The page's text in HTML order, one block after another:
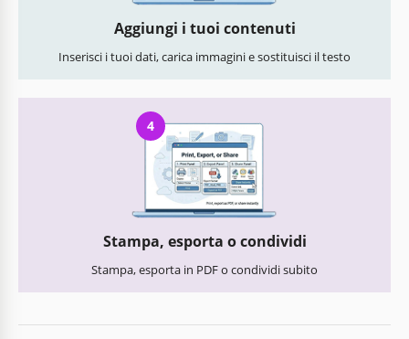
Aggiungi i tuoi contenuti
Inserisci i tuoi dati, carica immagini e sostituisci il testo
4
Stampa, esporta o condividi
Stampa, esporta in PDF o condividi subito